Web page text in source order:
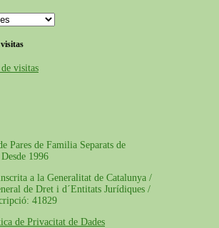
Pares de Familia Separats de
1996
a la Generalitat de Catalunya /
de Dret i d´Entitats Jurídiques /
41829
de Privacitat de Dades